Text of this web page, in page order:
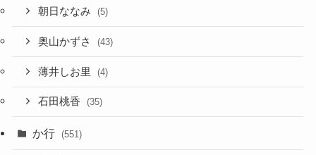
朝日ななみ (5)
奥山かずさ (43)
薄井しお里 (4)
石田桃香 (35)
か行 (551)